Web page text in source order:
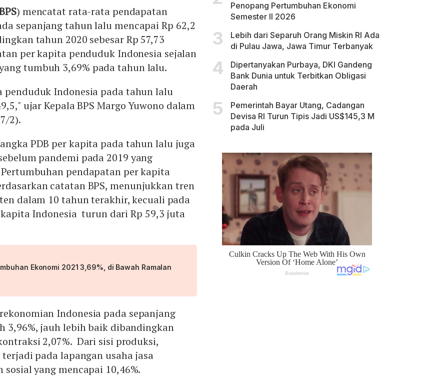
) mencatat rata-rata pendapatan
sepanjang tahun lalu mencapai Rp 62,2
tahun 2020 sebesar Rp 57,73
per kapita penduduk Indonesia sejalan
tumbuh 3,69% pada tahun lalu.
penduduk Indonesia pada tahun lalu
ujar Kepala BPS Margo Yuwono dalam
2).
PDB per kapita pada tahun lalu juga
pandemi pada 2019 yang
pendapatan per kapita
catatan BPS, menunjukkan tren
dalam 10 tahun terakhir, kecuali pada
kapita Indonesia turun dari Rp 59,3 juta
Ekonomi 2021 3,69%, di Bawah Ramalan
Indonesia pada sepanjang
3,96%, jauh lebih baik dibandingkan
2,07%. Dari sisi produksi,
pada lapangan usaha jasa
yang mencapai 10,46%.
Penopang Pertumbuhan Ekonomi
Semester II 2026
Lebih dari Separuh Orang Miskin RI Ada
di Pulau Jawa, Jawa Timur Terbanyak
Dipertanyakan Purbaya, DKI Gandeng
Bank Dunia untuk Terbitkan Obligasi
Daerah
Pemerintah Bayar Utang, Cadangan
Devisa RI Turun Tipis Jadi US$145,3 M
pada Juli